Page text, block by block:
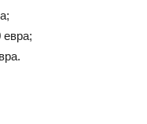
евра;